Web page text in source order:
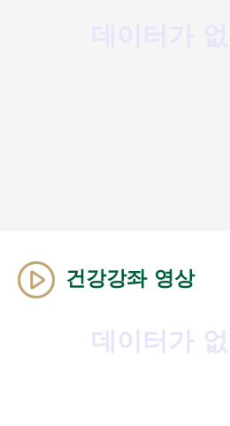
건강강좌 영상
데이터가